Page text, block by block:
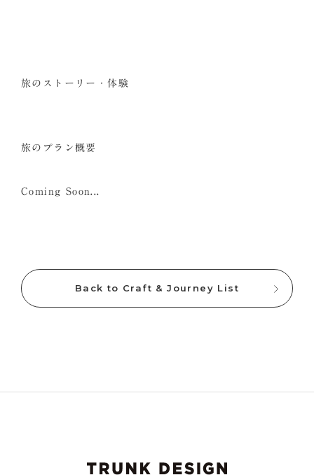
旅のストーリー・体験
旅のプラン概要
Coming Soon...
Back to Craft & Journey List